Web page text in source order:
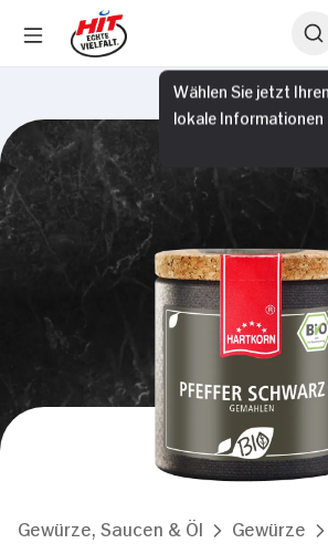
Wählen Sie jetzt
lokale Informationen
Gewürze, Saucen & Öl Gewürze